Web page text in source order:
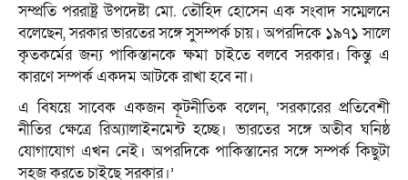
সম্প্রতি পররাষ্ট্র উপদেষ্টা মো. তৌহিদ হোসেন এক সংবাদ সম্মেলনে
বলেছেন, সরকার ভারতের সঙ্গে সুসম্পর্ক চায়। অপরদিকে ১৯৭১ সালে
কৃতকর্মের জন্য পাকিস্তানকে ক্ষমা চাইতে বলবে সরকার। কিন্তু এ
কারণে সম্পর্ক একদম আটকে রাখা হবে না।
এ বিষয়ে সাবেক একজন কূটনীতিক বলেন, ‘সরকারের প্রতিবেশী
নীতির ক্ষেত্রে রিঅ্যালাইনমেন্ট হচ্ছে। ভারতের সঙ্গে অতীব ঘনিষ্ঠ
যোগাযোগ এখন নেই। অপরদিকে পাকিস্তানের সঙ্গে সম্পর্ক কিছুটা
সহজ করতে চাইছে সরকার।’